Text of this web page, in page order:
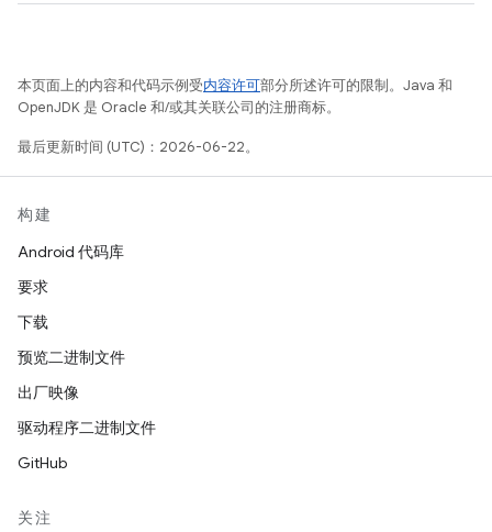
本页面上的内容和代码示例受内容许可部分所述许可的限制。Java 和
OpenJDK 是 Oracle 和/或其关联公司的注册商标。
最后更新时间 (UTC)：2026-06-22。
构建
Android 代码库
要求
下载
预览二进制文件
出厂映像
驱动程序二进制文件
GitHub
关注